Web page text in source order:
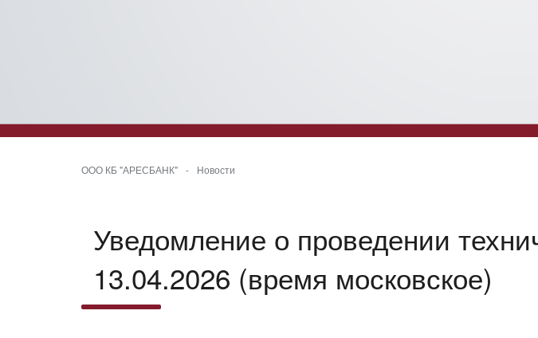
ООО КБ "АРЕСБАНК" - Новости
Уведомление о проведении
13.04.2026 (время московское)